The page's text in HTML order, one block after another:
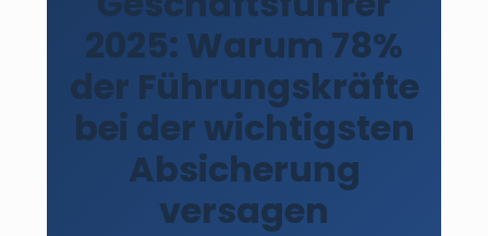
2025: Warum 78%
der Führungskräfte
bei der wichtigsten
Absicherung
versagen